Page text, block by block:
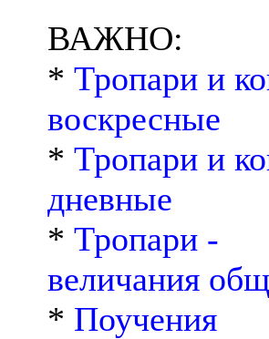
ВАЖНО:
* Тропари и
воскресные
* Тропари и
дневные
* Тропари -
величания
* Поучения